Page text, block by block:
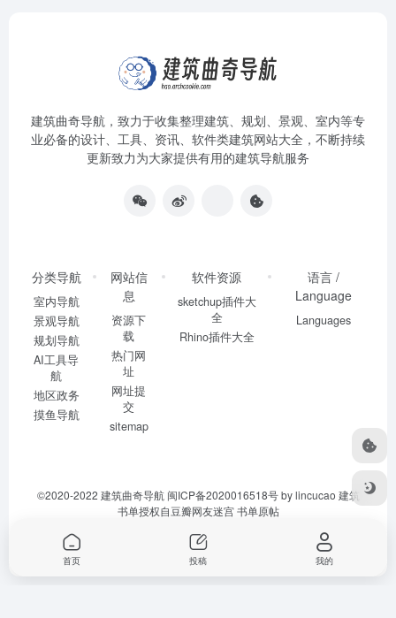
建筑曲奇导航 ，致力于收集整理建筑、规划、景观、室内等专
业必备的设计、工具、资讯、软件类建筑网站大全，不断持续
更新致力为大家提供有用的建筑导航服务
分类导航
室内导航
景观导航
规划导航
AI工具导
航
地区政务
摸鱼导航
网站信
息
资源下
载
热门网
址
网址提
交
sitemap
软件资源
sketchup插件大
全
Rhino插件大全
语言 /
Language
Languages
©2020-2022 建筑曲奇导航 闽ICP备2020016518号by lincucao 建筑
书单授权自豆瓣网友迷宫书单原帖
首页 投稿 我的